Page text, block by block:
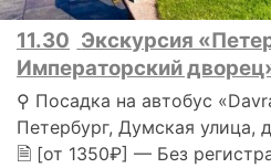
11.30 Экскурсия
Императорский
⚲ Посадка на автобус
Петербург, Думская улица,
🗎 [от 1350₽] — Без